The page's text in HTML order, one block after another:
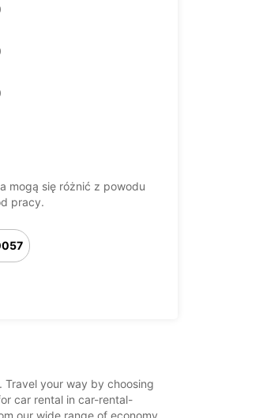
mogą się różnić z powodu
pracy.
Travel your way by choosing
car rental in car-rental-
our wide range of economy